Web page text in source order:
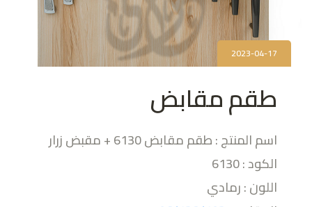
2023-04-17
طقم مقابض
اسم المنتج : طقم مقابض 6130 + مقبض زرار
الكود : 6130
اللون : رمادي